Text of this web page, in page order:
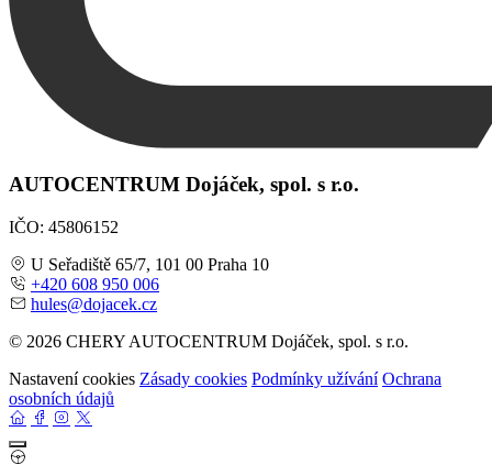
AUTOCENTRUM Dojáček, spol. s r.o.
IČO: 45806152
U Seřadiště 65/7, 101 00 Praha 10
+420 608 950 006
hules@dojacek.cz
© 2026 CHERY AUTOCENTRUM Dojáček, spol. s r.o.
Nastavení cookies Zásady cookies Podmínky užívání Ochrana
osobních údajů